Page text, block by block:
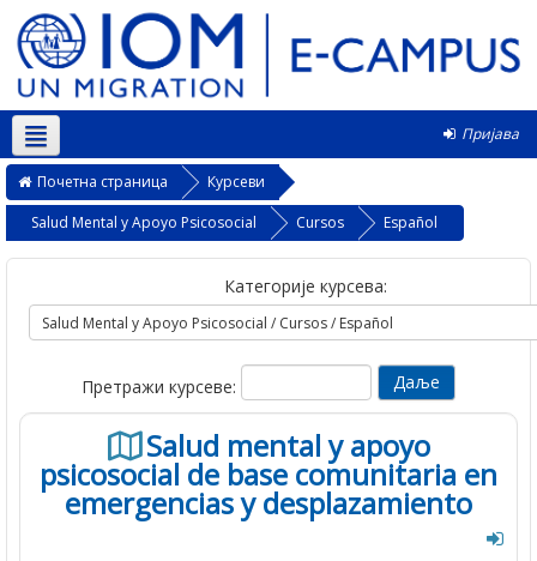
Пријава
Српски ‎(sr_cr)‎
Почетна страница
Курсеви
Salud Mental y Apoyo Psicosocial
Cursos Español
Категорије курсева:
Претражи курсеве:
Salud mental y apoyo
psicosocial de base comunitaria en
emergencias y desplazamiento